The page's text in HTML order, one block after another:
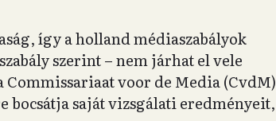
így a holland médiaszabályok
szerint – nem járhat el vele
Commissariaat voor de Media (CvdM)
bocsátja saját vizsgálati eredményeit,